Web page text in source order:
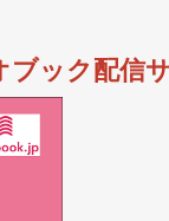
ブック配信